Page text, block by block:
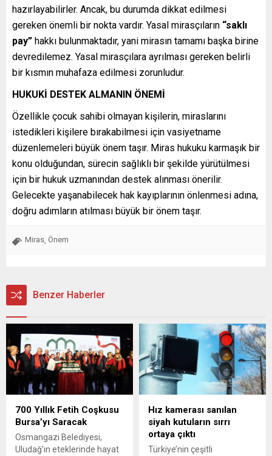
hazırlayabilirler. Ancak, bu durumda dikkat edilmesi
gereken önemli bir nokta vardır. Yasal mirasçıların “saklı
pay” hakkı bulunmaktadır, yani mirasın tamamı başka birine
devredilemez. Yasal mirasçılara ayrılması gereken belirli
bir kısmın muhafaza edilmesi zorunludur.
HUKUKİ DESTEK ALMANIN ÖNEMİ
Özellikle çocuk sahibi olmayan kişilerin, miraslarını
istedikleri kişilere bırakabilmesi için vasiyetname
düzenlemeleri büyük önem taşır. Miras hukuku karmaşık bir
konu olduğundan, sürecin sağlıklı bir şekilde yürütülmesi
için bir hukuk uzmanından destek alınması önerilir.
Gelecekte yaşanabilecek hak kayıplarının önlenmesi adına,
doğru adımların atılması büyük bir önem taşır.
Miras Önem
Benzer Haberler
700 Yıllık Fetih Coşkusu
Bursa’yı Saracak
Osmangazi Belediyesi,
Uludağ’ın eteklerinde hayat
Hız kamerası sanılan
siyah kutuların sırrı
ortaya çıktı
Türkiye’nin çeşitli